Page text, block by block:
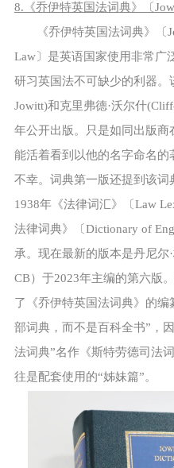
8.《乔伊特英国法词典》〔
《乔伊特英国法词典》〔
Law〕是英语国家使用非常广
研习英国法不可缺少的利器。
Jowitt)和克里弗德·沃尔什
年公开出版。只是如同出版
能活着看到以他的名字命名
不幸。词典第一版还提到该
1938年《法律词汇》〔Law
法律词典》〔Dictionary of
承。现在最新的版本是丹尼尔
CB）于2023年主编的第六版
了《乔伊特英国法词典》的
部词典，而不是百科全书”，
法词典”名作《斯特劳德司法
往是配套使用的“姊妹篇”。